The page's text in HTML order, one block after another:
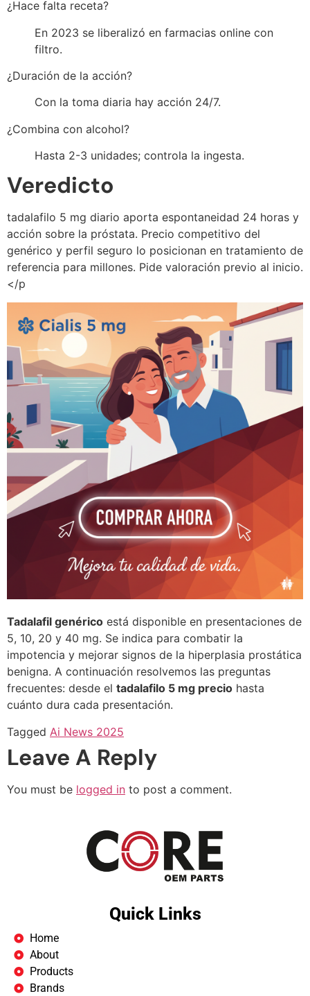
¿Hace falta receta?
En 2023 se liberalizó en farmacias online con
filtro.
¿Duración de la acción?
Con la toma diaria hay acción 24/7.
¿Combina con alcohol?
Hasta 2-3 unidades; controla la ingesta.
Veredicto
tadalafilo 5 mg diario aporta espontaneidad 24 horas y
acción sobre la próstata. Precio competitivo del
genérico y perfil seguro lo posicionan en tratamiento de
referencia para millones. Pide valoración previo al inicio.
</p
Tadalafil genérico está disponible en presentaciones de
5, 10, 20 y 40 mg. Se indica para combatir la
impotencia y mejorar signos de la hiperplasia prostática
benigna. A continuación resolvemos las preguntas
frecuentes: desde el tadalafilo 5 mg precio hasta
cuánto dura cada presentación.
Tagged Ai News 2025
Leave A Reply
You must be logged in to post a comment.
Quick Links
Home
About
Products
Brands